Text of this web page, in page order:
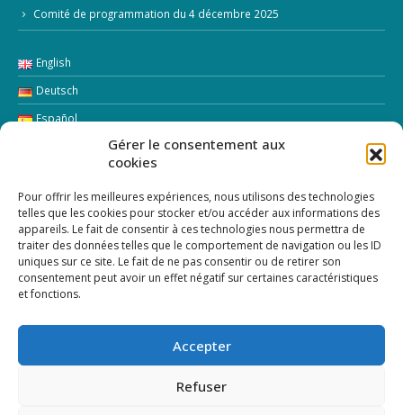
Gérer le consentement aux
cookies
Pour offrir les meilleures expériences, nous utilisons des technologies
telles que les cookies pour stocker et/ou accéder aux informations des
appareils. Le fait de consentir à ces technologies nous permettra de
traiter des données telles que le comportement de navigation ou les ID
uniques sur ce site. Le fait de ne pas consentir ou de retirer son
consentement peut avoir un effet négatif sur certaines caractéristiques
et fonctions.
Accepter
Refuser
Comité de programmation du 4 décembre 2025
English
Deutsch
Español
LETTRE D’INFORMATION
Addresse Email: